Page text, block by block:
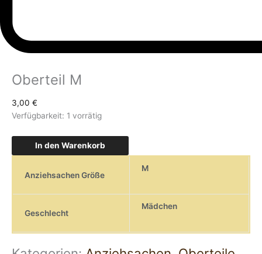
Oberteil M
3,00 €
Verfügbarkeit: 1 vorrätig
In den Warenkorb
Anziehsachen Größe
M
Geschlecht
Mädchen